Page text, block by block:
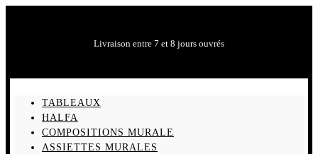
Livraison entre 7 et 8 jours ouvrés
TABLEAUX
HALFA
COMPOSITIONS MURALE
ASSIETTES MURALES